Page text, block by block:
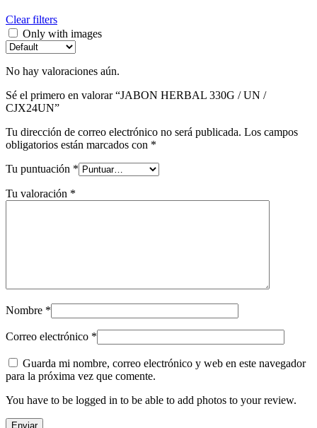
Clear filters
Only with images
No hay valoraciones aún.
Sé el primero en valorar “JABON HERBAL 330G / UN /
CJX24UN”
Tu dirección de correo electrónico no será publicada. Los campos
obligatorios están marcados con *
Tu puntuación *
Tu valoración *
Nombre *
Correo electrónico *
Guarda mi nombre, correo electrónico y web en este navegador
para la próxima vez que comente.
You have to be logged in to be able to add photos to your review.